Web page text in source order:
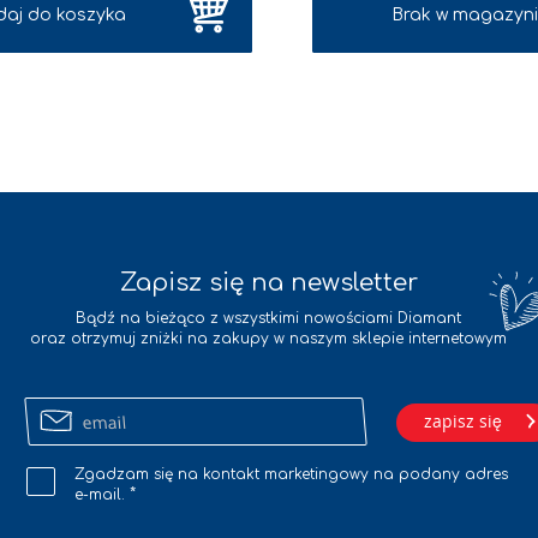
do koszyka Brak w
Zapisz się na newsletter
Bądź na bieżąco z wszystkimi nowościami Diamant
oraz otrzymuj zniżki na zakupy w naszym sklepie internetowym
Zapisz
się
newsletterZgadzam się na kontakt marketingowy na podany adres
e-mail.
zapisz się